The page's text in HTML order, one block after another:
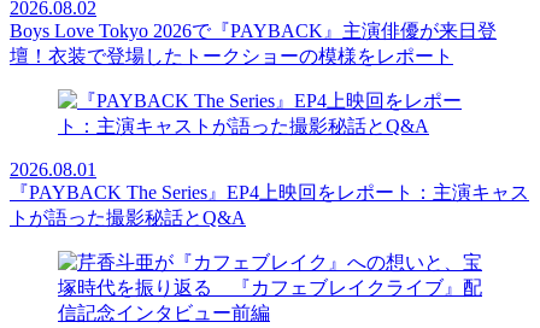
2026.08.02
Boys Love Tokyo 2026で『PAYBACK』主演俳優が来日登
壇！衣装で登場したトークショーの模様をレポート
2026.08.01
『PAYBACK The Series』EP4上映回をレポート：主演キャス
トが語った撮影秘話とQ&A